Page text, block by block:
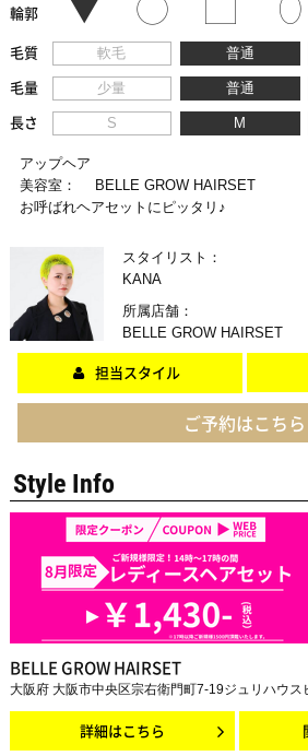
輪郭
毛質
軟毛 普通
毛量 少量 普通
長さ S M
アップヘア
美容室：
BELLE GROW HAIRSET
お呼ばれヘアセットにピッタリ♪
スタイリスト：
KANA
所属店舗：
BELLE GROW HAIRSET
担当スタイル
ご予約はこちら
Style Info
BELLE GROW HAIRSET
大阪府 大阪市中央区宗右衛門町7-19ジュリハウス
詳細はこちら